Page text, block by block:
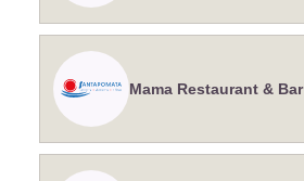
Mama Restaurant & Bar